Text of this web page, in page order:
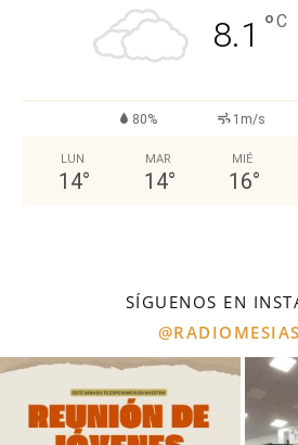
8.1 °C
80% 1m/s
LUN
14°
MAR
14°
MIÉ
16°
SÍGUENOS EN